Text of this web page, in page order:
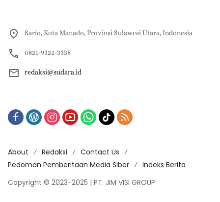
Sario, Kota Manado, Provinsi Sulawesi Utara, Indonesia
0821-9322-3338
redaksi@sudara.id
About Redaksi
Contact Us
Pedoman Pemberitaan Media Siber
Indeks Berita
Copyright © 2023-2025 | PT. JIM VISI GROUP